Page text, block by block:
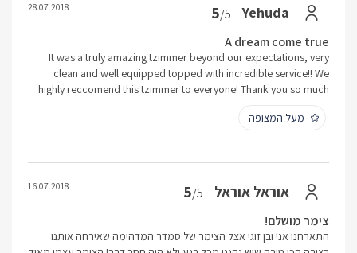
Yehuda
5/5
28.07.2018
A dream come true
It was a truly amazing tzimmer beyond our expectations, very
clean and well equipped topped with incredible service!! We
highly reccomend this tzimmer to everyone! Thank you so much
מעל המצופה
אוראל אוראל 5/5
16.07.2018
צימר מושלם!
התארחנו אני ובן זוגי אצל הצימר של סמדר המדהימה שאירחה אותנו